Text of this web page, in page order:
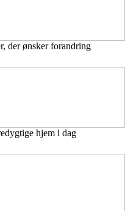
der ønsker forandring
hjem i dag